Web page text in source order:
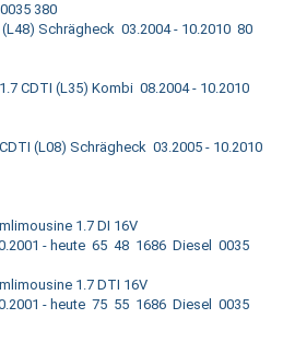
380
(L48) Schrägheck 03.2004 - 10.2010 80
CDTI (L35) Kombi 08.2004 - 10.2010
(L08) Schrägheck 03.2005 - 10.2010
1.7 DI 16V
- heute 65 48 1686 Diesel 0035
1.7 DTI 16V
- heute 75 55 1686 Diesel 0035